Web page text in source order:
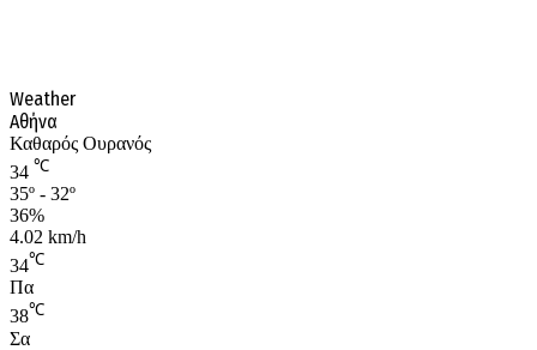
Weather
Αθήνα
Καθαρός Ουρανός
34 ℃
35º - 32º
36%
4.02 km/h
34℃
Πα
38℃
Σα